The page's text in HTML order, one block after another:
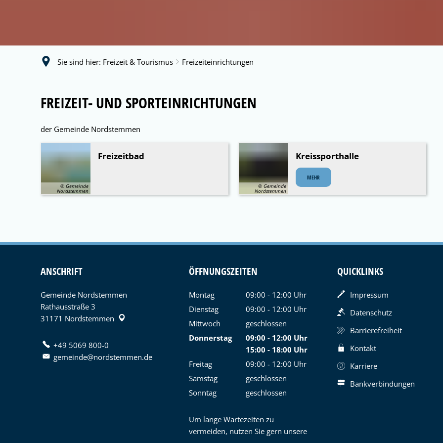
Sie sind hier: Freizeit & Tourismus Freizeiteinrichtungen
Freizeiteinrichtungen
FREIZEIT- UND SPORTEINRICHTUNGEN
der Gemeinde Nordstemmen
© Gemeinde
Nordstemmen
Freizeitbad
© Gemeinde
Nordstemmen
Kreissporthalle
MEHR
ANSCHRIFT
Gemeinde Nordstemmen
Rathausstraße 3
31171 Nordstemmen
+49 5069 800-0
gemeinde@nordstemmen.de
ÖFFNUNGSZEITEN
Montag 09:00 - 12:00 Uhr
Von 09:00 bis 12:00 Uhr
Dienstag 09:00 - 12:00 Uhr
Von 09:00 bis 12:00 Uhr
Mittwoch
geschlossen
Donnerstag
09:00 - 12:00 Uhr
Von 09:00 bis 12:00 Uhr
15:00 - 18:00 Uhr
Von 15:00 bis 18:00 Uhr
Freitag 09:00 - 12:00 Uhr
Von 09:00 bis 12:00 Uhr
Samstag
geschlossen
Sonntag
geschlossen
Um lange Wartezeiten zu
vermeiden, nutzen Sie gern unsere
QUICKLINKS
Impressum
Datenschutz
Barrierefreiheit
Kontakt
Karriere
Bankverbindungen